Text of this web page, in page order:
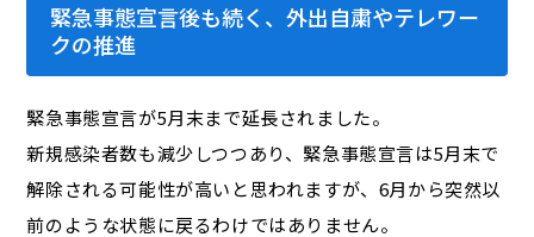
緊急事態宣言後も続く、外出自粛やテレワー
クの推進
緊急事態宣言が5月末まで延長されました。
新規感染者数も減少しつつあり、緊急事態宣言は5月末で
解除される可能性が高いと思われますが、6月から突然以
前のような状態に戻るわけではありません。